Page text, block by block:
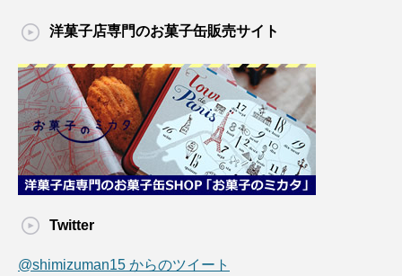
洋菓子店専門のお菓子缶販売サイト
Twitter
@shimizuman15 からのツイート